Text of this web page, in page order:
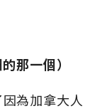
那一個）
為加拿大人